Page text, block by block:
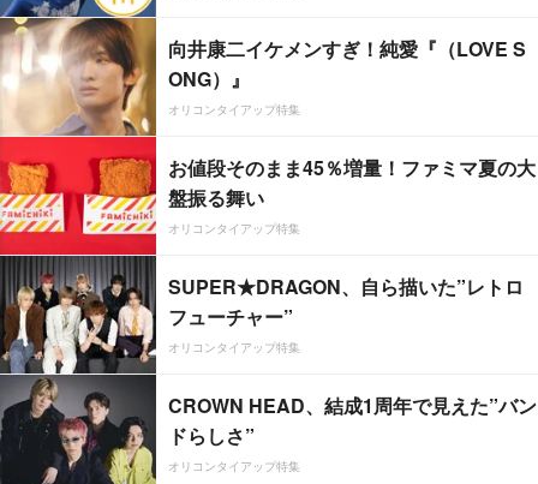
向井康二イケメンすぎ！純愛『（LOVE S
ONG）』
オリコンタイアップ特集
お値段そのまま45％増量！ファミマ夏の大
盤振る舞い
オリコンタイアップ特集
SUPER★DRAGON、自ら描いた”レトロ
フューチャー”
オリコンタイアップ特集
CROWN HEAD、結成1周年で見えた”バン
ドらしさ”
オリコンタイアップ特集